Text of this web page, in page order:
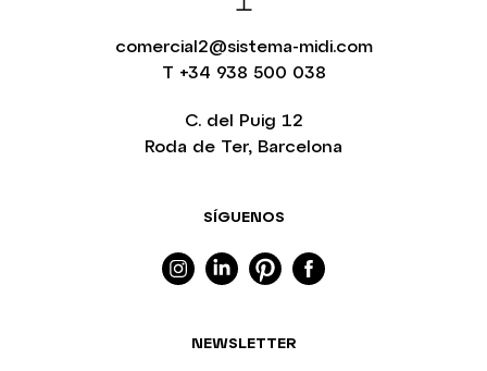
comercial2@sistema-midi.com
T +34 938 500 038
SÍGUENOS
NEWSLETTER
C. del Puig 12
Roda de Ter, Barcelona